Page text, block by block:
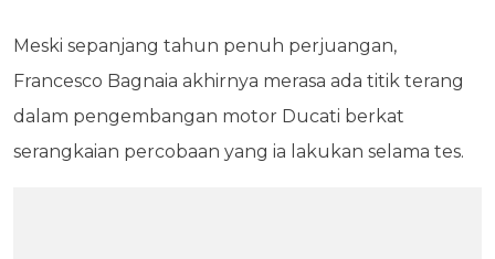
Meski sepanjang tahun penuh perjuangan,
Francesco Bagnaia akhirnya merasa ada titik terang
dalam pengembangan motor Ducati berkat
serangkaian percobaan yang ia lakukan selama tes.